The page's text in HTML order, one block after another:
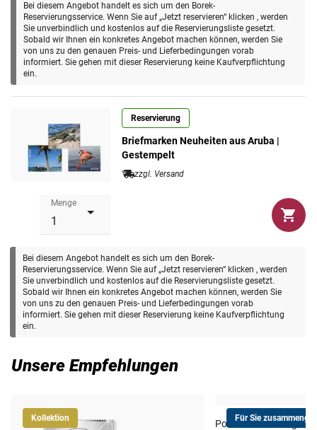
Bei diesem Angebot handelt es sich um den Borek-
Reservierungsservice. Wenn Sie auf „Jetzt reservieren“ klicken , werden
Sie unverbindlich und kostenlos auf die Reservierungsliste gesetzt.
Sobald wir Ihnen ein konkretes Angebot machen können, werden Sie
von uns zu den genauen Preis- und Lieferbedingungen vorab
informiert. Sie gehen mit dieser Reservierung keine Kaufverpflichtung
ein.
Reservierung
Briefmarken Neuheiten aus Aruba |
Gestempelt
zzgl. Versand
Menge
Bei diesem Angebot handelt es sich um den Borek-
Reservierungsservice. Wenn Sie auf „Jetzt reservieren“ klicken , werden
Sie unverbindlich und kostenlos auf die Reservierungsliste gesetzt.
Sobald wir Ihnen ein konkretes Angebot machen können, werden Sie
von uns zu den genauen Preis- und Lieferbedingungen vorab
informiert. Sie gehen mit dieser Reservierung keine Kaufverpflichtung
ein.
Unsere Empfehlungen
Kollektion Für Sie
Postfrischer Jahrgang